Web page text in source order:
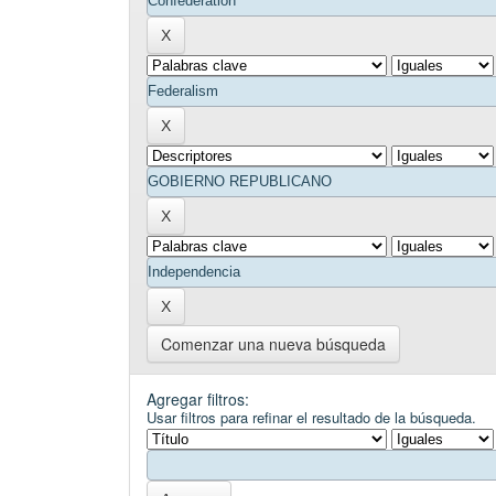
Comenzar una nueva búsqueda
Agregar filtros:
Usar filtros para refinar el resultado de la búsqueda.